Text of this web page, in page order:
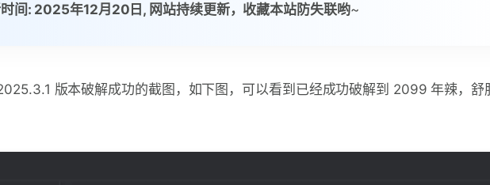
间: 2025年12月20日, 网站持续更新，收藏本站防失联哟~
版本破解成功的截图，如下图，可以看到已经成功破解到 2099 年辣，舒